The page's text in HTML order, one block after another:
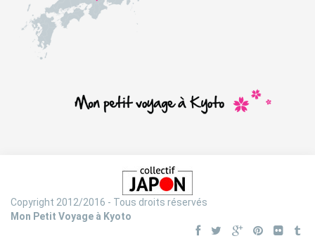
Copyright 2012/2016 - Tous droits réservés
Mon Petit Voyage à Kyoto